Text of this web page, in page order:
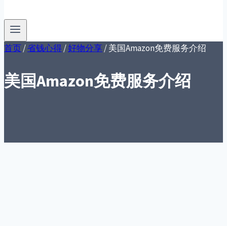
首页/省钱心得/好物分享/美国Amazon免费服务介绍
美国Amazon免费服务介绍